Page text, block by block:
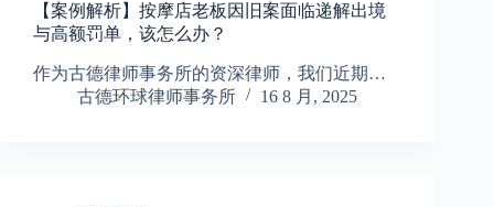
【案例解析】按摩店老板因旧案面临递解出境
与高额罚单，该怎么办？
作为古德律师事务所的资深律师，我们近期…
古德环球律师事务所
16 8 月, 2025